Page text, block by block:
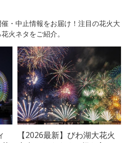
・中止情報をお届け！注目の花火大
火ネタをご紹介。
【2026最新】びわ湖大花火